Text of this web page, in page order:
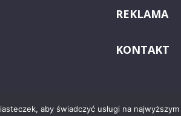
REKLAMA
KONTAKT
aby świadczyć usługi na